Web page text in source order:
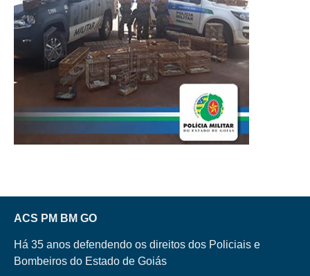
ACS PM BM GO
Há 35 anos defendendo os direitos dos Policiais e
Bombeiros do Estado de Goiás